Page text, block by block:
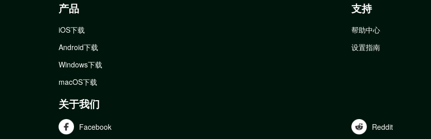
产品
iOS下载
Android下载
Windows下载
macOS下载
支持
帮助中心
设置指南
关于我们
Facebook Reddit